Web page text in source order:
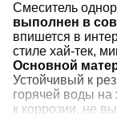
Смеситель
выполнен в
впишется в
стиле хай-тек,
Основной
Устойчивый к
горячей воды
к коррозии, не